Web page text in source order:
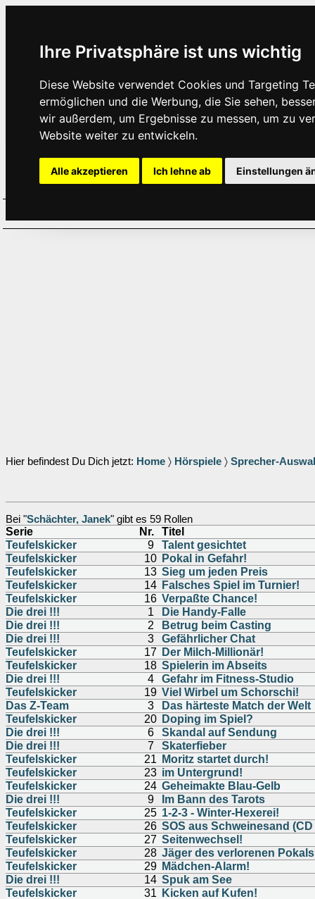
Ihre Privatsphäre ist uns wichtig
Diese Website verwendet Cookies und Targeting
ermöglichen und die Werbung, die Sie sehen,
wir außerdem, um Ergebnisse zu messen, um zu
Website weiter zu entwickeln.
Alle akzeptieren Ich lehne ab Einstellungen
Hier befindest Du Dich jetzt: Home 〉 Hörspiele 〉 Sprecher-
Bei "Schächter, Janek" gibt es 59 Rollen
Serie Nr.
Titel
Teufelskicker
9
Talent gesichtet
Teufelskicker
10 Pokal in Gefahr!
Teufelskicker
13 Sieg um jeden Preis
Teufelskicker
14 Falsches Spiel im Turnier!
Teufelskicker
16 Verpaßte Chance!
Die drei !!!
1
Die Handy-Falle
Die drei !!!
2
Betrug beim Casting
Die drei !!!
3
Gefährlicher Chat
Teufelskicker
17
Der Milch-Millionär!
Teufelskicker
18 Spielerin im Abseits
Die drei !!!
4
Gefahr im Fitness-Studio
Teufelskicker
19 Viel Wirbel um Schorschi!
Das Z-Team
3
Das härteste Match der Welt
Teufelskicker
20 Doping im Spiel?
Die drei !!!
6
Skandal auf Sendung
Die drei !!!
7
Skaterfieber
Teufelskicker
21
Moritz startet durch!
Teufelskicker
23 im Untergrund!
Teufelskicker
24 Geheimakte Blau-Gelb
Die drei !!!
9
Im Bann des Tarots
Teufelskicker
25 1-2-3 - Winter-Hexerei!
Teufelskicker
26 SOS aus Schweinesand (CD
Teufelskicker
27 Seitenwechsel!
Teufelskicker
28 Jäger des verlorenen Pokals
Teufelskicker
29 Mädchen-Alarm!
Die drei !!!
14 Spuk am See
Teufelskicker
31
Kicken auf Kufen!